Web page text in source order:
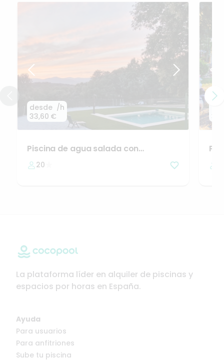
desde
33,60 €
/h
Piscina de agua salada con
magníficas
20
La plataforma líder en alquiler de piscinas y
espacios por horas en España.
Ayuda
Para usuarios
Para anfitriones
Sube tu piscina